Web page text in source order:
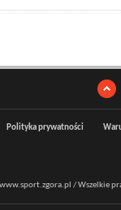
Polityka prywatności
/ Wszelkie